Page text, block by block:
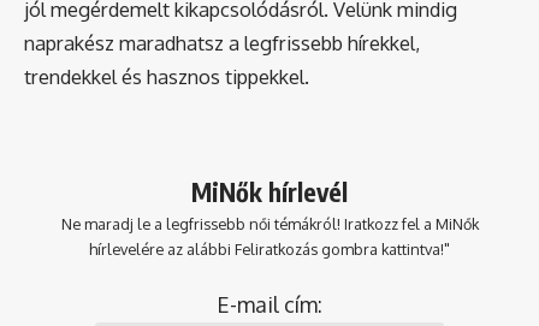
jól megérdemelt kikapcsolódásról. Velünk mindig
naprakész maradhatsz a legfrissebb hírekkel,
trendekkel és hasznos tippekkel.
MiNők hírlevél
Ne maradj le a legfrissebb női témákról! Iratkozz fel a MiNők
hírlevelére az alábbi Feliratkozás gombra kattintva!"
E-mail cím: